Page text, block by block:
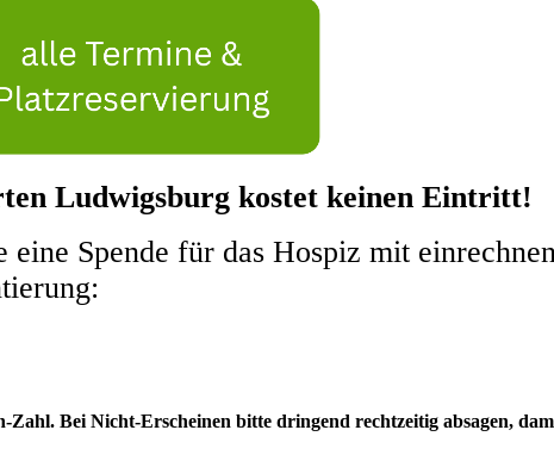
Ludwigsburg kostet keinen Eintritt!
Spende für das Hospiz mit
Zahl. Bei Nicht-Erscheinen bitte dringend rechtzeitig absagen,